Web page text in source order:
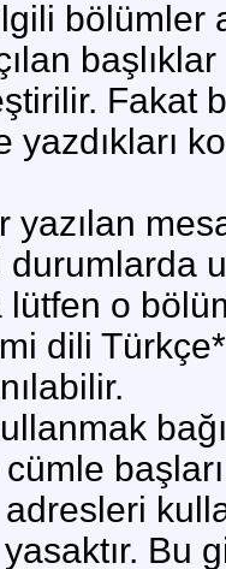
bölümler
Fakat
yazdıkları
yazılan
durumlarda
lütfen o
dili
adresleri
Bu